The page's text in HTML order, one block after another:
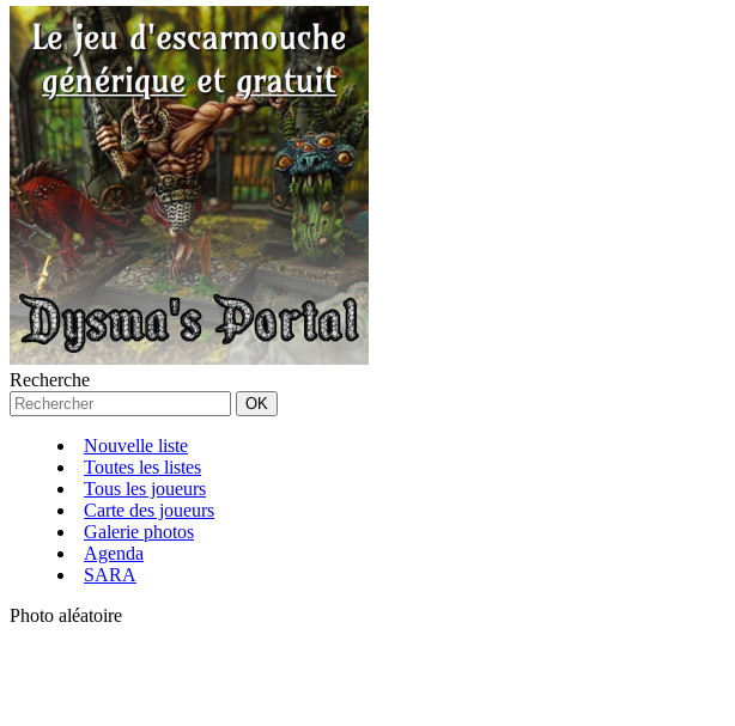
Recherche
Nouvelle liste
Toutes les listes
Tous les joueurs
Carte des joueurs
Galerie photos
Agenda
SARA
Photo aléatoire